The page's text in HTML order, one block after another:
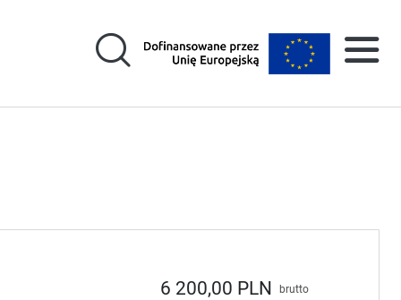
6 200,00 PLN brutto